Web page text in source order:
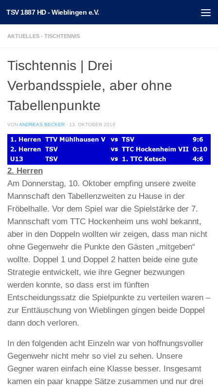
Unter dem Inhalt
TSV 1887 HD - Wieblingen e.V.
AKTUELLES - TISCHTENNIS
Tischtennis | Drei
Verbandsspiele, aber ohne
Tabellenpunkte
VONANDREAS BECKER · 13. OKTOBER 2019
2. Herren
Am Donnerstag, 10. Oktober empfing unsere zweite
Mannschaft den Tabellenzweiten zu Hause in der
Fröbelhalle. Vor dem Spiel war die Spielstärke der 7.
Mannschaft vom TTC Hockenheim uns wohl bekannt,
aber in den Doppeln wollten wir zeigen, dass man nicht
ohne Gegenwehr die Punkte den Gästen „mitgeben“
wollte. Doppel 1 und Doppel 2 hatten beide eine gute
Strategie entwickelt, wie ihre Gegner bezwungen
werden konnte, so dass erst im fünften
Entscheidungssatz die Spielpunkte zu verteilen waren –
zur Enttäuschung von Wieblingen gingen beide Doppel
dann doch verloren.
In den folgenden acht Einzeln war von hoffnungsvoller
Gegenwehr nicht mehr so viel zu sehen. Unsere
Gegner waren einfach eine Klasse besser. Insgesamt
kamen ein paar knappe Sätze zusammen und nur drei